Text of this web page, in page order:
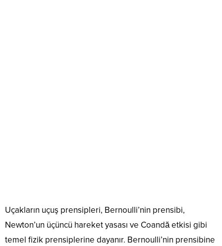
Uçakların uçuş prensipleri, Bernoulli’nin prensibi,
Newton’un üçüncü hareket yasası ve Coandă etkisi gibi
temel fizik prensiplerine dayanır. Bernoulli’nin prensibine